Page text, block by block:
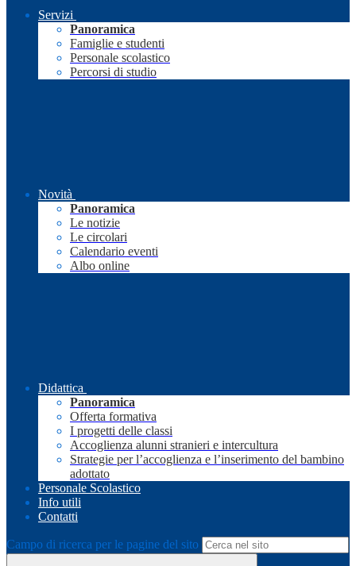
Servizi
Panoramica
Famiglie e studenti
Personale scolastico
Percorsi di studio
Novità
Panoramica
Le notizie
Le circolari
Calendario eventi
Albo online
Didattica
Panoramica
Offerta formativa
I progetti delle classi
Accoglienza alunni stranieri e intercultura
Strategie per l’accoglienza e l’inserimento del bambino
adottato
Personale Scolastico
Info utili
Contatti
Campo di ricerca per le pagine del sito